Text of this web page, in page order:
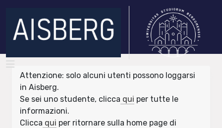
Attenzione: solo alcuni utenti possono loggarsi
in Aisberg.
Se sei uno studente, clicca qui per tutte le
informazioni.
Clicca qui per ritornare sulla home page di